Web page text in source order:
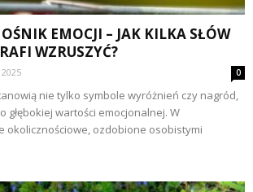
EMOCJI – JAK KILKA SŁÓW
WZRUSZYĆ?
0
nie tylko symbole wyróżnień czy nagród,
głębokiej wartości emocjonalnej. W
okolicznościowe, ozdobione osobistymi